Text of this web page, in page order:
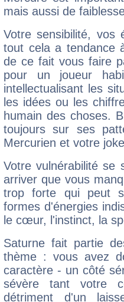
mais aussi de
Votre sensibilité,
tout cela a tendance
de ce fait vous faire
pour un joueur
intellectualisant les
les idées ou les
humain des choses.
toujours sur ses
Mercurien et votre
Votre vulnérabilité se
arriver que vous
trop forte qui peut
formes d'énergies
le cœur, l'instinct, la
Saturne fait partie
thème : vous avez
caractère - un côté
sévère tant votre
détriment d'un